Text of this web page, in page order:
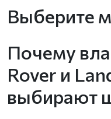
Выберите
Почему
Rover и
выбирают